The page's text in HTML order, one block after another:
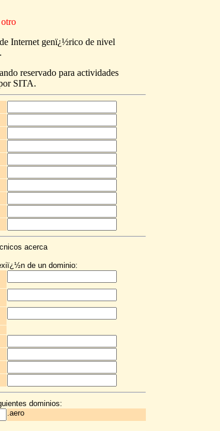
Internet genï¿½rico de nivel
reservado para actividades
SITA.
acerca
de un dominio:
dominios:
.aero